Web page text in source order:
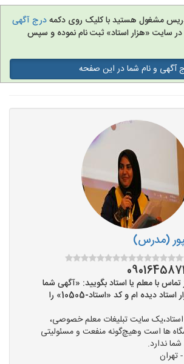
مهارت های عمومی
تدریس به کودکان
مشغول هستید با کلیک روی دکمهدرج آگهی
در سایت «هزار استاد» ثبت نام نموده و سپس
آگهی و نام شما در این صفحه
(مدرس)
با معلم یا استاد بگویید: «آگهی شما
را در سایت هزار استاد دیده ام و کد «استاد-10505» را
سایت تبلیغات معلم خصوصی،
ها است وهیچ‌گونه منفعت و مسئولیتی
شما ندارد.
تهران